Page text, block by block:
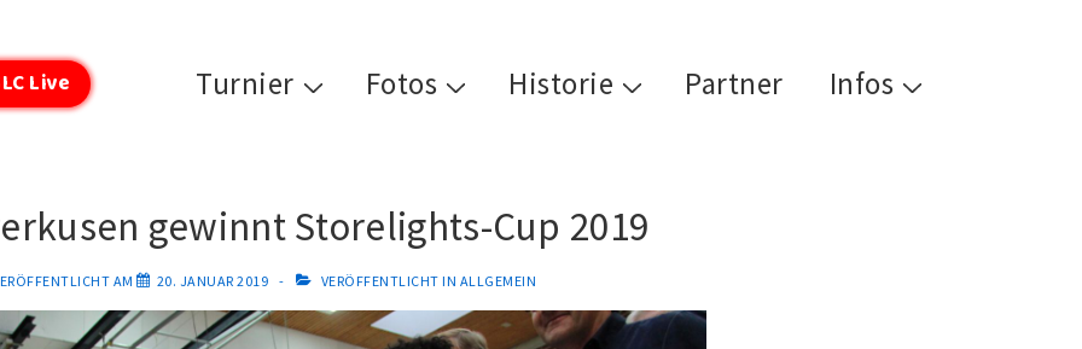
Live
Hauptnavigation
Turnier Fotos Historie Partner Infos
gewinnt Storelights-Cup 2019
AM 20. JANUAR 2019 VERÖFFENTLICHT IN ALLGEMEIN